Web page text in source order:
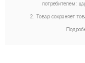
потребителем:
2. Товар сохраняет